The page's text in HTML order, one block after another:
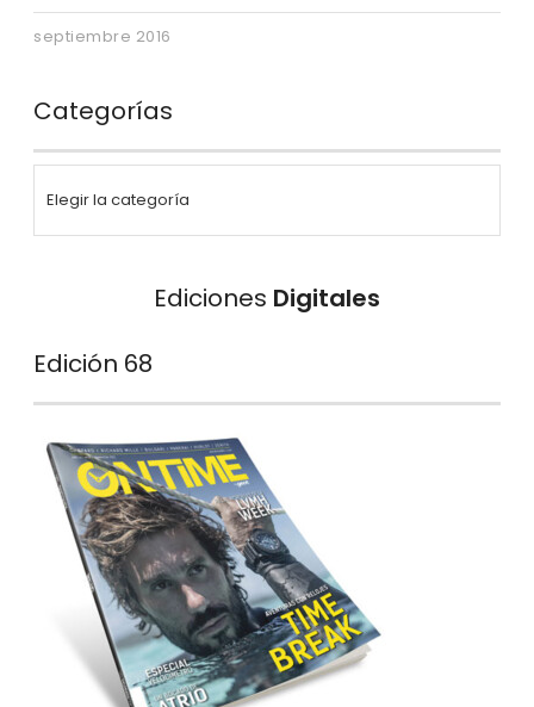
septiembre 2016
Categorías
Ediciones Digitales
Edición 68